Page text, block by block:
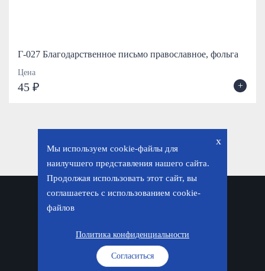
Г-027 Благодарственное письмо православное, фольга
Цена
45 ₽ +
x
Мы используем cookie-файлы для
наилучшего представления нашего сайта.
Продолжая использовать этот сайт, вы
соглашаетесь с использованием cookie-
файлов
Согласиться
Политика конфиденциальности